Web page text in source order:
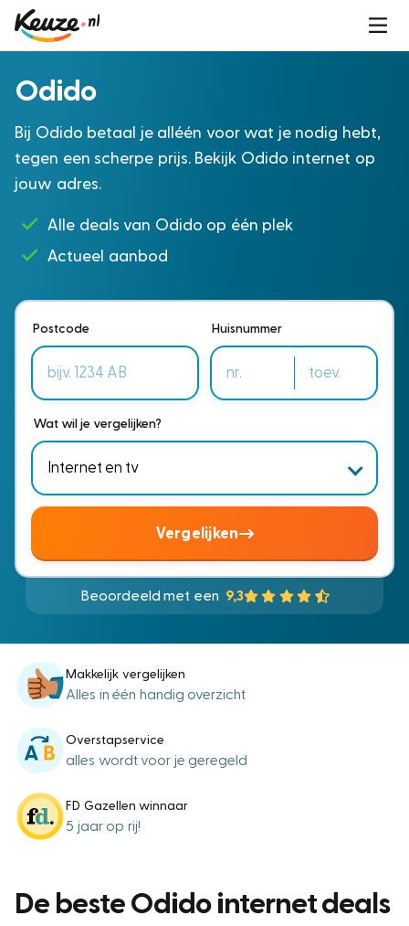
Odido
Bij Odido betaal je alléén voor wat je nodig hebt,
tegen een scherpe prijs. Bekijk Odido internet op
jouw adres.
Alle deals van Odido op één plek
Actueel aanbod
Postcode Huisnummer
Wat wil je vergelijken?
Vergelijken
Beoordeeld met een 9,3
Makkelijk vergelijken
Alles in één handig overzicht
Overstapservice
alles wordt voor je geregeld
FD Gazellen winnaar
5 jaar op rij!
De beste Odido internet deals